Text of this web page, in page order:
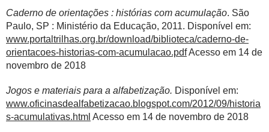
Caderno de orientações : histórias com acumulação. São
Paulo, SP : Ministério da Educação, 2011. Disponível em:
www.portaltrilhas.org.br/download/biblioteca/caderno-de-
orientacoes-historias-com-acumulacao.pdfAcesso em 14 de
novembro de 2018
Jogos e materiais para a alfabetização. Disponível em:
www.oficinasdealfabetizacao.blogspot.com/2012/09/historia
s-acumulativas.html Acesso em 14 de novembro de 2018